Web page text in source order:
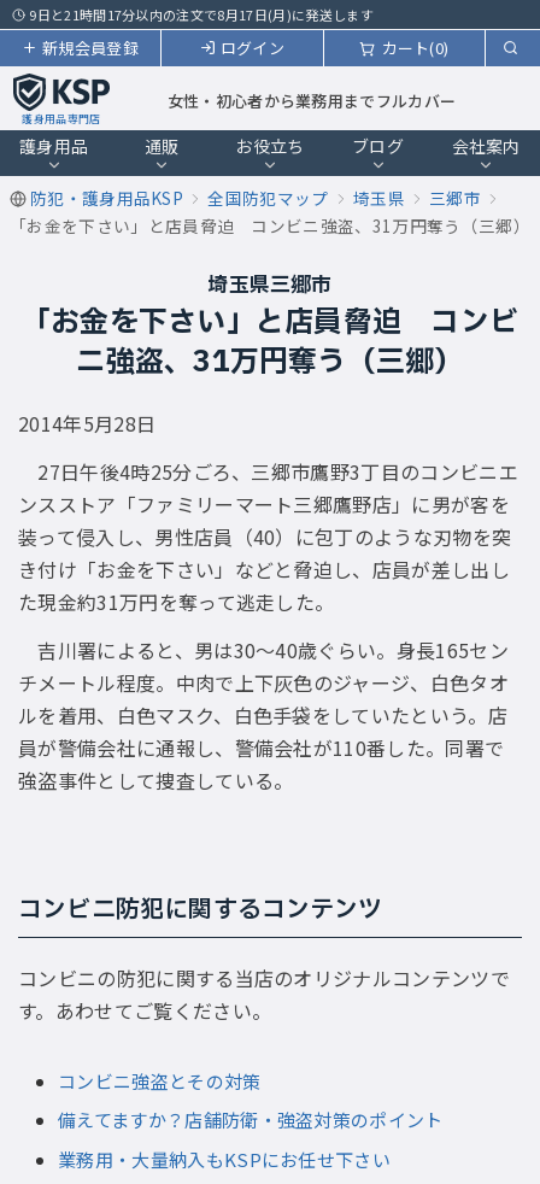
9日と21時間17分以内の注文で8月17日(月)に発送します
カート(0)
ログイン
新規会員登録
護身用品専門店
女性・初心者から業務用までフルカバー
護身用品 通販 お役立ち ブログ 会社案内
防犯・護身用品KSP 全国防犯マップ 埼玉県
三郷市
「お金を下さい」と店員脅迫 コンビニ強盗、31万円奪う（三郷）
埼玉県三郷市
「お金を下さい」と店員脅迫 コンビ
ニ強盗、31万円奪う（三郷）
2014年5月28日
27日午後4時25分ごろ、三郷市鷹野3丁目のコンビニエ
ンスストア「ファミリーマート三郷鷹野店」に男が客を
装って侵入し、男性店員（40）に包丁のような刃物を突
き付け「お金を下さい」などと脅迫し、店員が差し出し
た現金約31万円を奪って逃走した。
吉川署によると、男は30〜40歳ぐらい。身長165セン
チメートル程度。中肉で上下灰色のジャージ、白色タオ
ルを着用、白色マスク、白色手袋をしていたという。店
員が警備会社に通報し、警備会社が110番した。同署で
強盗事件として捜査している。
コンビニ防犯に関するコンテンツ
コンビニの防犯に関する当店のオリジナルコンテンツで
す。あわせてご覧ください。
コンビニ強盗とその対策
備えてますか？店舗防衛・強盗対策のポイント
業務用・大量納入もKSPにお任せ下さい